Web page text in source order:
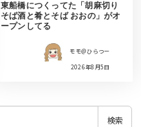
東船橋につくってた「胡麻切り
そば酒と肴とそば おおの」がオ
ープンしてる
モモ＠ひらつー
2026年8月5日
検索